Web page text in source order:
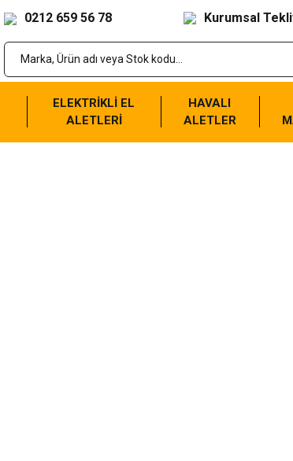
0212 659 56 78 Kurumsal
ELEKTRİKLİ EL
ALETLERİ
HAVALI
ALETLER